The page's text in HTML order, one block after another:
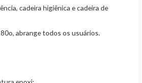
cadeira higiênica e cadeira de
abrange todos os usuários.